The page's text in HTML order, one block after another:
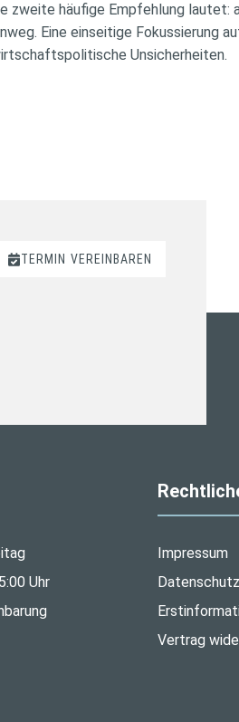
zweite häufige Empfehlung lautet:
Eine einseitige Fokussierung
Unsicherheiten.
TERMIN VEREINBAREN
Uhr
Impressum
Datenschutz
Vertrag